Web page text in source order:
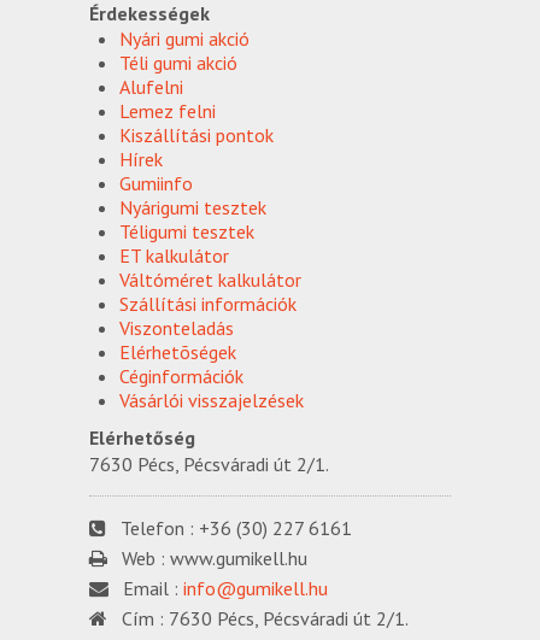
Érdekességek
Nyári gumi akció
Téli gumi akció
Alufelni
Lemez felni
Kiszállítási pontok
Hírek
Gumiinfo
Nyárigumi tesztek
Téligumi tesztek
ET kalkulátor
Váltóméret kalkulátor
Szállítási információk
Viszonteladás
Elérhetõségek
Céginformációk
Vásárlói visszajelzések
Elérhetőség
7630 Pécs, Pécsváradi út 2/1.
Telefon : +36 (30) 227 6161
Web : www.gumikell.hu
Email : info@gumikell.hu
Cím : 7630 Pécs, Pécsváradi út 2/1.